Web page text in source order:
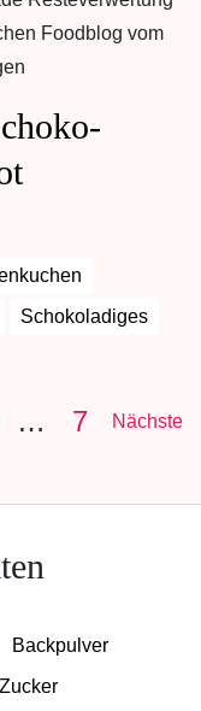
Schokoladiges
… 7 Nächste
Backpulver